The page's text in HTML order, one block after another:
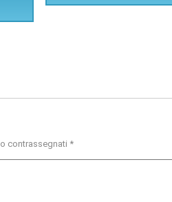
contrassegnati *